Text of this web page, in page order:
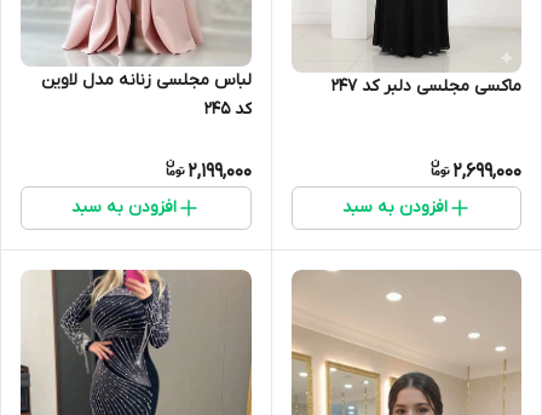
ماکسی مجلسی دلبر کد 247
2,699,000
افزودن به سبد
لباس مجلسی زنانه مدل لاوین
کد 245
2,199,000
افزودن به سبد